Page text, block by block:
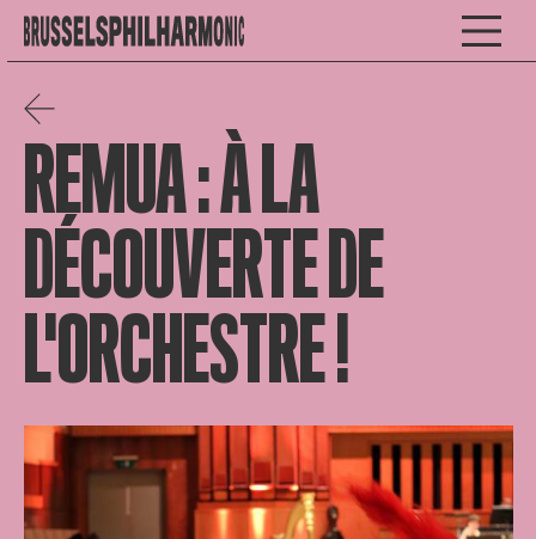
REMUA : À LA
DÉCOUVERTE DE
L'ORCHESTRE !